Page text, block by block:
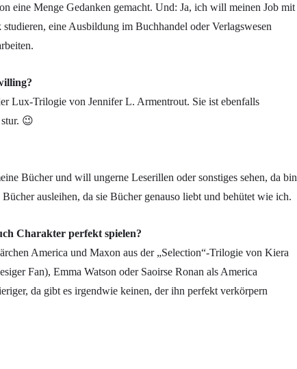
eine Menge Gedanken gemacht. Und: Ja, ich will meinen Job mit
eine Ausbildung im Buchhandel oder Verlagswesen
Lux-Trilogie von Jennifer L. Armentrout. Sie ist ebenfalls
😉
Bücher und will ungerne Leserillen oder sonstiges sehen, da bin
ausleihen, da sie Bücher genauso liebt und behütet wie ich.
Charakter perfekt spielen?
America und Maxon aus der „Selection“-Trilogie von Kiera
Fan), Emma Watson oder Saoirse Ronan als America
da gibt es irgendwie keinen, der ihn perfekt verkörpern